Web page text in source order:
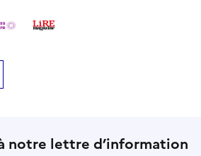
notre lettre d’information